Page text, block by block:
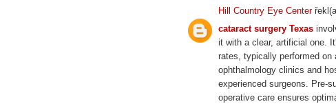
Hill Country Eye Center
cataract surgery Texas
it with a clear, artificial one.
rates, typically performed on
ophthalmology clinics and
experienced surgeons. Pre-
operative care ensures